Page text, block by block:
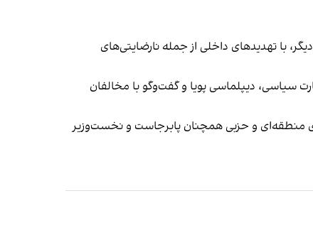
با تهدیدهای داخلی از جمله نارضایتی‌های
سیاسی، دیپلماسی پویا و گفت‌وگو با مخالفان
منطقه‌ای و حزبی همچنان پابرجاست و نخست‌وزیر